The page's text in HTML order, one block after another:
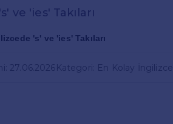
ve 'ies' Takıları
's' ve 'ies' Takıları
27.06.2026 Kategori: En Kolay İngilizce